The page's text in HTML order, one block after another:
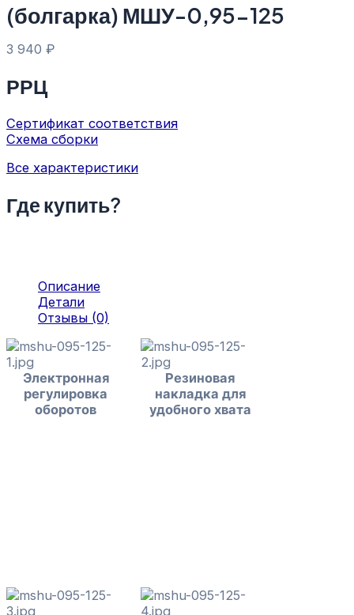
(болгарка) МШУ-0,95-125
3 940 ₽
РРЦ
Сертификат соответствия
Схема сборки
Все характеристики
Где купить?
Описание
Детали
Отзывы (0)
Электронная
регулировка
оборотов
Резиновая
накладка для
удобного хвата